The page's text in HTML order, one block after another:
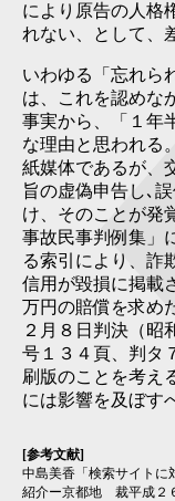
により原告の人格
れない、として、
いわゆる「忘れら
は、これを認めな
事実から、「１年
な理由と思われる。
紙媒体であるが、
旨の虚偽申告し､
け、そのことが発
事故民事判例集」
る索引により、詐
信用が毀損に掲載
万円の賠償を求め
２月８日判決（昭
号１３４頁、判タ
刷版のことを考え
には影響を及ぼす
[参考文献]
中島美香「検索サイトに
紹介ー京都地 裁平成２